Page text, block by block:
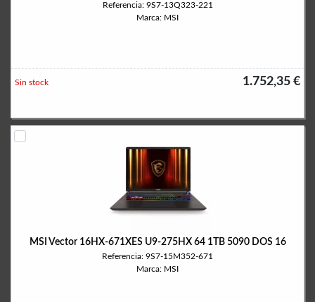
Referencia: 9S7-13Q323-221
Marca: MSI
1.752,35 €
Sin stock
MSI Vector 16HX-671XES U9-275HX 64 1TB 5090 DOS 16
Referencia: 9S7-15M352-671
Marca: MSI